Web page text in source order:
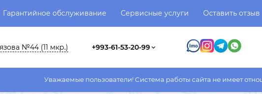
Гарантийное обслуживание Сервисные услуги Оставить отзыв
№44 (11 мкр.) +993-61-53-20-99
Уважаемые пользователи! Система работы сайта не имеет отношения к